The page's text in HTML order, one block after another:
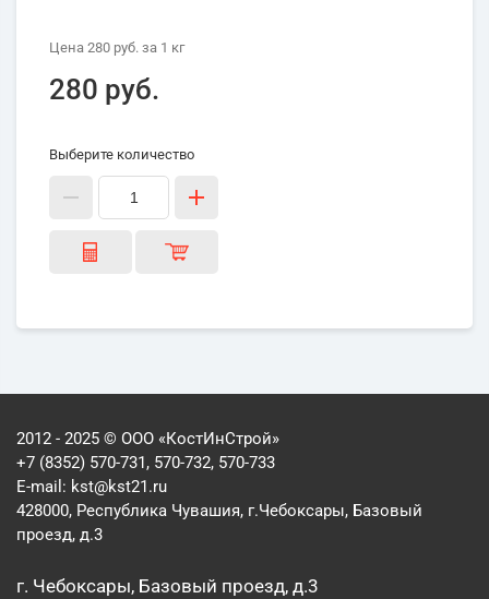
Цена 280 руб. за 1 кг
280 руб.
Выберите количество
2012 - 2025 © ООО «КостИнСтрой»
+7 (8352) 570-731, 570-732, 570-733
E-mail: kst@kst21.ru
428000, Республика Чувашия, г.Чебоксары, Базовый
проезд, д.3
г. Чебоксары, Базовый проезд, д.3